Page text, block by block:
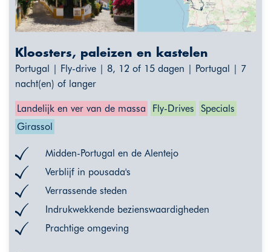
Kloosters, paleizen en kastelen
Portugal | Fly-drive | 8, 12 of 15 dagen | Portugal | 7
nacht(en) of langer
Landelijk en ver van de massa Fly-Drives
Specials
Girassol
Midden-Portugal en de Alentejo
Verblijf in pousada's
Verrassende steden
Indrukwekkende bezienswaardigheden
Prachtige omgeving